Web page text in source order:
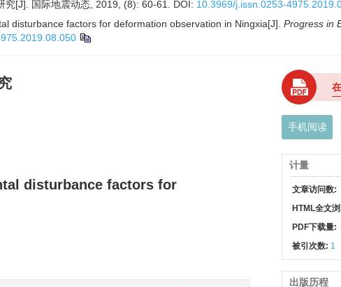
[J]. 国际地震动态, 2019, (8): 60-61. DOI: 10.3969/j.issn.0253-
disturbance factors for deformation observation in Ningxia[J]. Progress in
disturbance factors for
手机阅读
计量
文章访问数:
HTML全文
PDF下载量:
被引次数: 1
出版历程